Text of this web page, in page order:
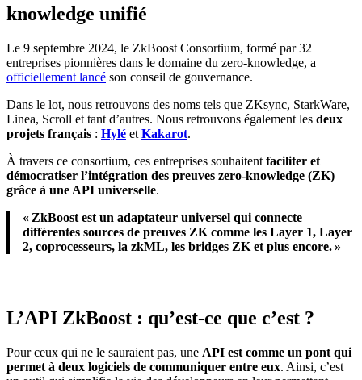
knowledge unifié
Le 9 septembre 2024, le ZkBoost Consortium, formé par 32
entreprises pionnières dans le domaine du zero-knowledge, a
officiellement lancé son conseil de gouvernance.
Dans le lot, nous retrouvons des noms tels que ZKsync, StarkWare,
Linea, Scroll et tant d’autres. Nous retrouvons également les deux
projets français : Hylé et Kakarot.
À travers ce consortium, ces entreprises souhaitent faciliter et
démocratiser l’intégration des preuves zero-knowledge (ZK)
grâce à une API universelle.
« ZkBoost est un adaptateur universel qui connecte
différentes sources de preuves ZK comme les Layer 1, Layer
2, coprocesseurs, la zkML, les bridges ZK et plus encore. »
L’API ZkBoost : qu’est-ce que c’est ?
Pour ceux qui ne le sauraient pas, une API est comme un pont qui
permet à deux logiciels de communiquer entre eux. Ainsi, c’est